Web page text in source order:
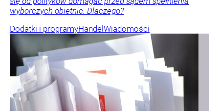
wyborczych obietnic. Dlaczego?
Dodatki i programyHandel Wiadomości